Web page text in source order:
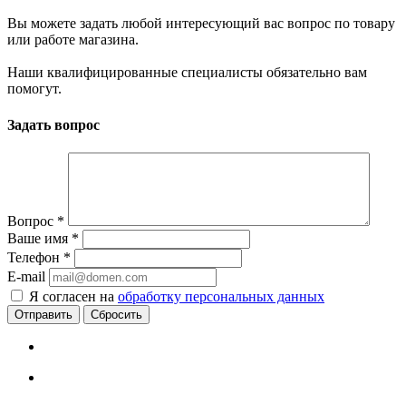
Вы можете задать любой интересующий вас вопрос по товару
или работе магазина.
Наши квалифицированные специалисты обязательно вам
помогут.
Задать вопрос
Вопрос *
Ваше имя *
Телефон *
E-mail
Я согласен на обработку персональных данных
Сбросить